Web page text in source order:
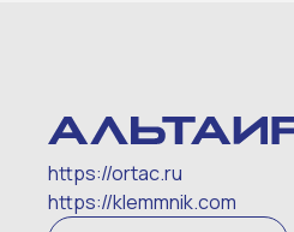
https://ortac.ru
https://klemmnik.com